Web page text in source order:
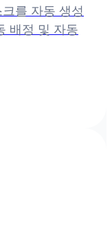
를 자동 생성
배정 및 자동